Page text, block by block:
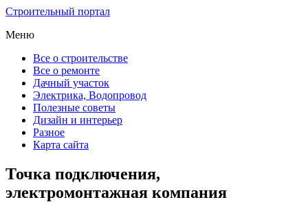
Строительный портал
Меню
Все о строительстве
Все о ремонте
Дачный участок
Электрика, Водопровод
Полезные советы
Дизайн и интерьер
Разное
Карта сайта
Точка подключения,
электромонтажная компания